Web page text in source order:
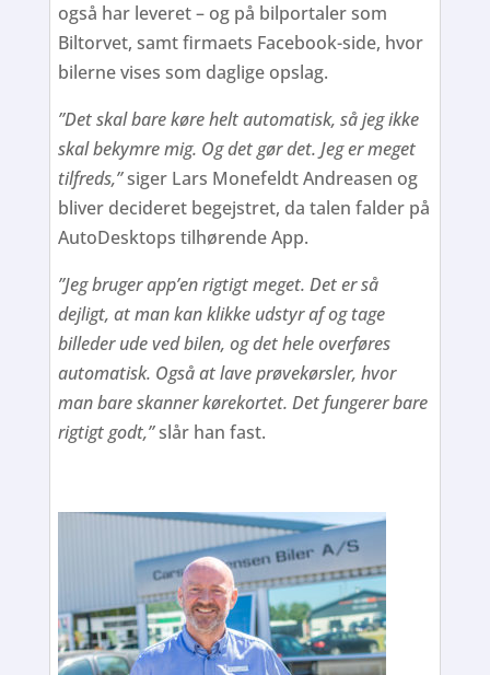
også har leveret – og på bilportaler som
Biltorvet, samt firmaets Facebook-side, hvor
bilerne vises som daglige opslag.
”Det skal bare køre helt automatisk, så jeg ikke
skal bekymre mig. Og det gør det. Jeg er meget
tilfreds,”siger Lars Monefeldt Andreasen og
bliver decideret begejstret, da talen falder på
AutoDesktops tilhørende App.
”Jeg bruger app’en rigtigt meget. Det er så
dejligt, at man kan klikke udstyr af og tage
billeder ude ved bilen, og det hele overføres
automatisk. Også at lave prøvekørsler, hvor
man bare skanner kørekortet. Det fungerer bare
rigtigt godt,”slår han fast.